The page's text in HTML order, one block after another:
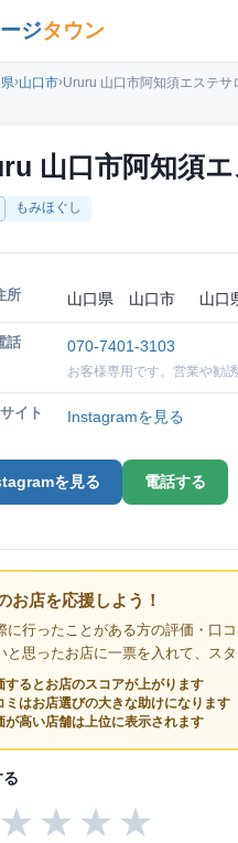
ジタウン
›山口市›Ururu 山口市阿知須エステサ
山口市阿知須
もみほぐし
所 山口県 山口市 山口県
話 070-7401-3103
お客様専用です。営業や勧
イト Instagramを見る
を見る 電話する
お店を応援しよう！
に行ったことがある方の評価・口
と思ったお店に一票を入れて、ス
するとお店のスコアが上がります
ミはお店選びの大きな助けになります
が高い店舗は上位に表示されます
★ ★ ★ ★